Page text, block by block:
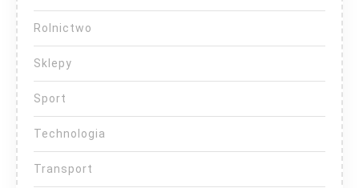
Rolnictwo
Sklepy
Sport
Technologia
Transport